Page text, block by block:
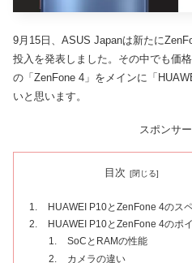
9月15日、ASUS Japanは新たに
投入を発表しました。その中でも価
の「ZenFone 4」をメインに「
いと思います。
スポンサ
目次
HUAWEI P10とZenFone 4のス
HUAWEI P10とZenFone 4のポ
SoCとRAMの性能
カメラの違い